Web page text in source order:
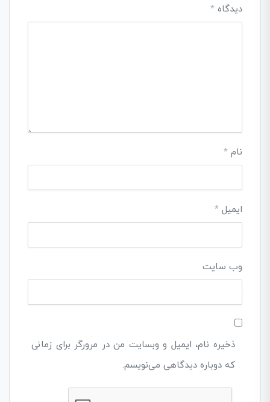
دیدگاه *
نام *
ایمیل *
وب‌ سایت
ذخیره نام، ایمیل و وبسایت من در مرورگر برای زمانی
که دوباره دیدگاهی می‌نویسم.